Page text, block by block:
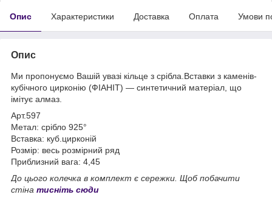
Опис Характеристики Доставка Оплата Умови
Опис
Ми пропонуємо Вашій увазі кільце з срібла.Вставки з каменів-
кубічного цирконію (ФІАНІТ) — синтетичний матеріал, що
імітує алмаз.
Арт.597
Метал: срібло 925°
Вставка: куб.цирконій
Розмір: весь розмірний ряд
Приблизний вага: 4,45
До цього колечка в комплект є сережки. Щоб побачити
стіна тисніть сюди